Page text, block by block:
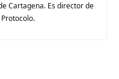
Cartagena. Es director de
Protocolo.